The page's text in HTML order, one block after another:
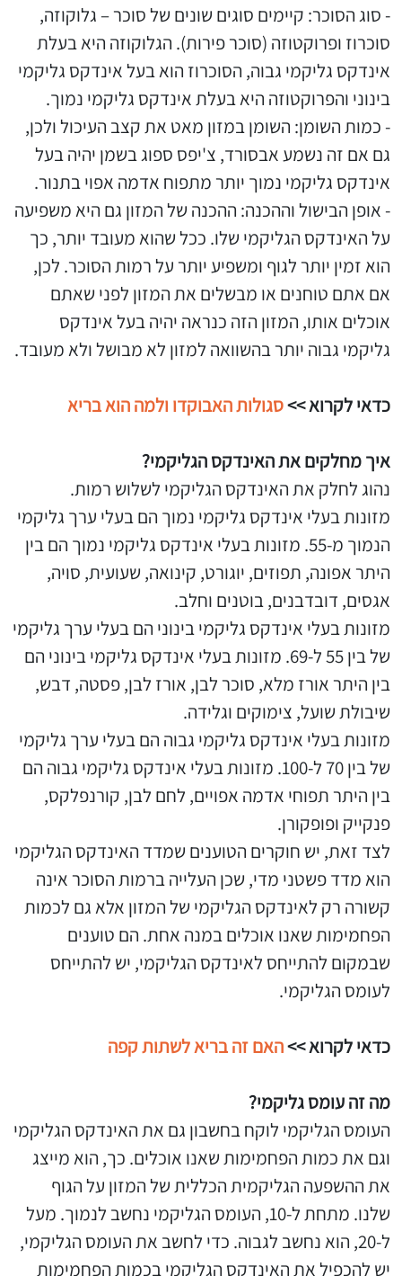
- סוג הסוכר: קיימים סוגים שונים של סוכר – גלוקוזה,
סוכרוז ופרוקטוזה (סוכר פירות). הגלוקוזה היא בעלת
אינדקס גליקמי גבוה, הסוכרוז הוא בעל אינדקס גליקמי
בינוני והפרוקטוזה היא בעלת אינדקס גליקמי נמוך.
- כמות השומן: השומן במזון מאט את קצב העיכול ולכן,
גם אם זה נשמע אבסורד, צ'יפס ספוג בשמן יהיה בעל
אינדקס גליקמי נמוך יותר מתפוח אדמה אפוי בתנור.
- אופן הבישול וההכנה: ההכנה של המזון גם היא משפיעה
על האינדקס הגליקמי שלו. ככל שהוא מעובד יותר, כך
הוא זמין יותר לגוף ומשפיע יותר על רמות הסוכר. לכן,
אם אתם טוחנים או מבשלים את המזון לפני שאתם
אוכלים אותו, המזון הזה כנראה יהיה בעל אינדקס
גליקמי גבוה יותר בהשוואה למזון לא מבושל ולא מעובד.
כדאי לקרוא >>סגולות האבוקדו ולמה הוא בריא
איך מחלקים את האינדקס הגליקמי?
נהוג לחלק את האינדקס הגליקמי לשלוש רמות.
מזונות בעלי אינדקס גליקמי נמוך הם בעלי ערך גליקמי
הנמוך מ-55. מזונות בעלי אינדקס גליקמי נמוך הם בין
היתר אפונה, תפוזים, יוגורט, קינואה, שעועית, סויה,
אגסים, דובדבנים, בוטנים וחלב.
מזונות בעלי אינדקס גליקמי בינוני הם בעלי ערך גליקמי
של בין 55 ל-69. מזונות בעלי אינדקס גליקמי בינוני הם
בין היתר אורז מלא, סוכר לבן, אורז לבן, פסטה, דבש,
שיבולת שועל, צימוקים וגלידה.
מזונות בעלי אינדקס גליקמי גבוה הם בעלי ערך גליקמי
של בין 70 ל-100. מזונות בעלי אינדקס גליקמי גבוה הם
בין היתר תפוחי אדמה אפויים, לחם לבן, קורנפלקס,
פנקייק ופופקורן.
לצד זאת, יש חוקרים הטוענים שמדד האינדקס הגליקמי
הוא מדד פשטני מדי, שכן העלייה ברמות הסוכר אינה
קשורה רק לאינדקס הגליקמי של המזון אלא גם לכמות
הפחמימות שאנו אוכלים במנה אחת. הם טוענים
שבמקום להתייחס לאינדקס הגליקמי, יש להתייחס
לעומס הגליקמי.
כדאי לקרוא >>האם זה בריא לשתות קפה
מה זה עומס גליקמי?
העומס הגליקמי לוקח בחשבון גם את האינדקס הגליקמי
וגם את כמות הפחמימות שאנו אוכלים. כך, הוא מייצג
את ההשפעה הגליקמית הכללית של המזון על הגוף
שלנו. מתחת ל-10, העומס הגליקמי נחשב לנמוך. מעל
ל-20, הוא נחשב לגבוה. כדי לחשב את העומס הגליקמי,
יש להכפיל את האינדקס הגליקמי בכמות הפחמימות